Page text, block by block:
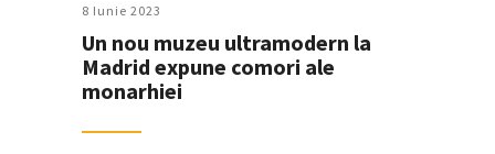
8 Iunie 2023
Un nou muzeu ultramodern la
Madrid expune comori ale
monarhiei